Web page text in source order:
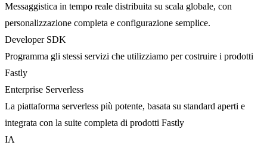
Messaggistica in tempo reale distribuita su scala globale, con
personalizzazione completa e configurazione semplice.
Developer SDK
Programma gli stessi servizi che utilizziamo per costruire i prodotti
Fastly
Enterprise Serverless
La piattaforma serverless più potente, basata su standard aperti e
integrata con la suite completa di prodotti Fastly
IA